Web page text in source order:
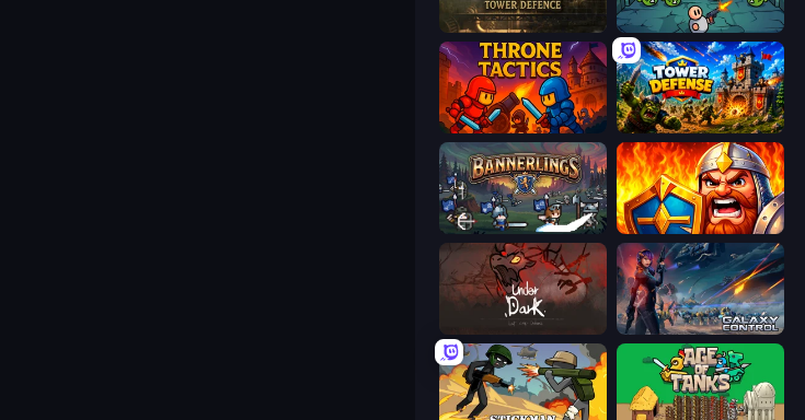
Age of Steam Tower Defence Base Defence
Throne Tactics Tower Defense
Bannerlings WarLink: Crown & Clash
UnderDark: Defense Galaxy Control: 3D Strategy